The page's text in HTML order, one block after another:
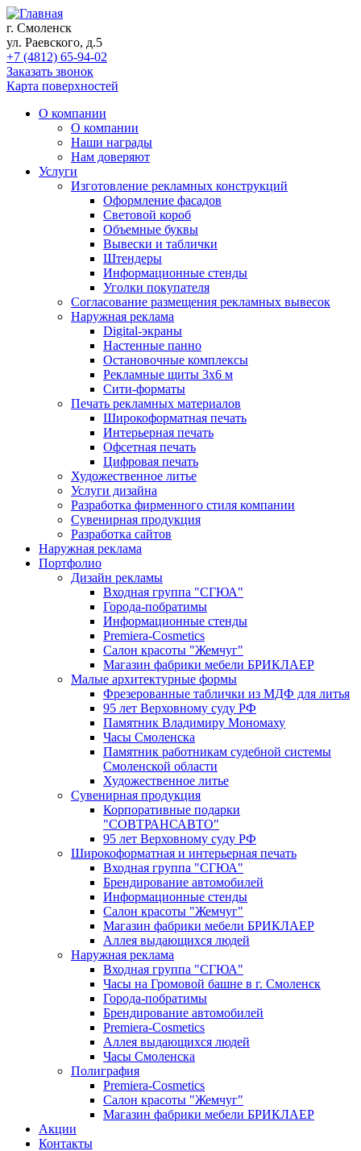
г. Смоленск
ул. Раевского, д.5
+7 (4812) 65-94-02
Заказать звонок
Карта поверхностей
О компании
О компании
Наши награды
Нам доверяют
Услуги
Изготовление рекламных конструкций
Оформление фасадов
Световой короб
Объемные буквы
Вывески и таблички
Штендеры
Информационные стенды
Уголки покупателя
Согласование размещения рекламных вывесок
Наружная реклама
Digital-экраны
Настенные панно
Остановочные комплексы
Рекламные щиты 3х6 м
Сити-форматы
Печать рекламных материалов
Широкоформатная печать
Интерьерная печать
Офсетная печать
Цифровая печать
Художественное литье
Услуги дизайна
Разработка фирменного стиля компании
Сувенирная продукция
Разработка сайтов
Наружная реклама
Портфолио
Дизайн рекламы
Входная группа "СГЮА"
Города-побратимы
Информационные стенды
Premiera-Cosmetics
Салон красоты "Жемчуг"
Магазин фабрики мебели БРИКЛАЕР
Малые архитектурные формы
Фрезерованные таблички из МДФ для литья
95 лет Верховному суду РФ
Памятник Владимиру Мономаху
Часы Смоленска
Памятник работникам судебной системы
Смоленской области
Художественное литье
Сувенирная продукция
Корпоративные подарки
"СОВТРАНСАВТО"
95 лет Верховному суду РФ
Широкоформатная и интерьерная печать
Входная группа "СГЮА"
Брендирование автомобилей
Информационные стенды
Салон красоты "Жемчуг"
Магазин фабрики мебели БРИКЛАЕР
Аллея выдающихся людей
Наружная реклама
Входная группа "СГЮА"
Часы на Громовой башне в г. Смоленск
Города-побратимы
Брендирование автомобилей
Premiera-Cosmetics
Аллея выдающихся людей
Часы Смоленска
Полиграфия
Premiera-Cosmetics
Салон красоты "Жемчуг"
Магазин фабрики мебели БРИКЛАЕР
Акции
Контакты